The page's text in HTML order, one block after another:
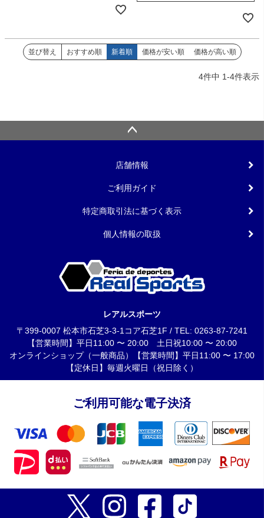
並び替え おすすめ順 新着順 価格が安い順 価格が高い順
4件中 1-4件表示
店舗情報
ご利用ガイド
特定商取引法に基づく表示
個人情報の取扱
レアルスポーツ
〒399-0007 松本市石芝3-3-1コア石芝1F / TEL: 0263-87-7241
【営業時間】平日11:00 〜 20:00 土日祝10:00 〜 20:00
オンラインショップ（一般商品）【営業時間】平日11:00 〜 17:00
【定休日】毎週火曜日（祝日除く）
ご利用可能な電子決済